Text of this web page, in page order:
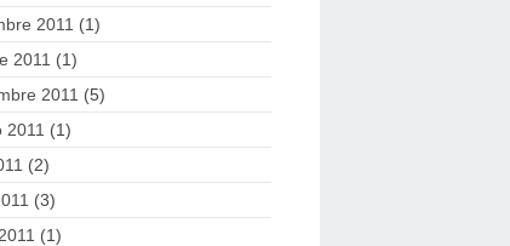
2011 (1)
2011 (1)
2011 (5)
2011 (1)
(2)
(3)
(1)